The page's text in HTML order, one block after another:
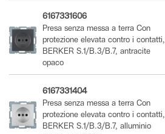
6167331606
Presa senza messa a terra Con
protezione elevata contro i contatti,
BERKER S.1/B.3/B.7, antracite
opaco
6167331404
Presa senza messa a terra Con
protezione elevata contro i contatti,
BERKER S.1/B.3/B.7, alluminio